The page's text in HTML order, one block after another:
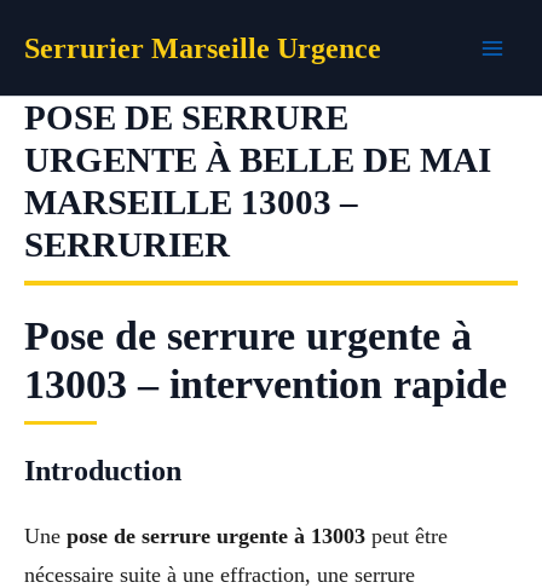
Serrurier Marseille Urgence
POSE DE SERRURE
URGENTE À BELLE DE MAI
MARSEILLE 13003 –
SERRURIER
Pose de serrure urgente à
13003 – intervention rapide
Introduction
Une pose de serrure urgente à 13003 peut être
nécessaire suite à une effraction, une serrure